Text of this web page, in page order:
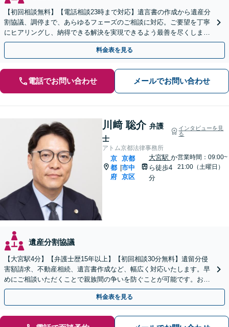
【初回相談無料】【電話相談23時まで対応】遺言書の作成から遺産分
割協議、調停まで、あらゆるフェーズのご相談に対応。ご要望を丁寧
にヒアリングし、納得できる解決を実現できるよう最善を尽くします
【夜間・休日対応可】【西大路御池駅徒歩1分】
料金表を見る
電話でお問い合わせ メールでお問い合わせ
川﨑 聡介 弁護
士
インタビューを見
る
アトム京都法律事務所
京
都
府
京都
市中
京区
大宮駅 か
ら徒歩4
分
営業時間：09:00~
21:00（土曜日）
遺産分割協議
【大宮駅4分】【弁護士歴15年以上】【初回相談30分無料】遺留分侵
害額請求、不動産相続、遺言書作成など、幅広く対応いたします。早
めにご相談いただくことで親族間の争いを防ぐことが可能です。おひ
とりで悩まず、まずは弁護士にご相談ください。
料金表を見る